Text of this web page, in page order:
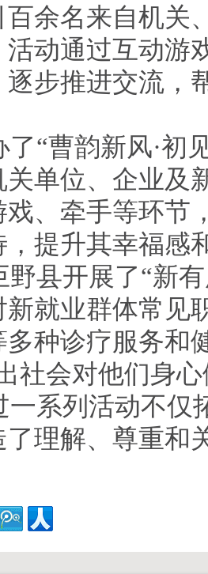
余名来自机关
动通过互动游
步推进交流，
了“曹韵新风·初
单位、企业及
戏、牵手等环节
，提升其幸福感
野县开展了“新
就业群体常见
种诊疗服务和
社会对他们身
一系列活动不仅
了理解、尊重和